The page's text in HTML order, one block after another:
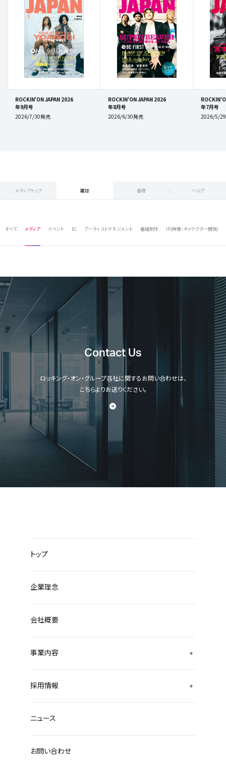
ROCKIN'ON JAPAN 2026
年9月号
2026/7/30発売
ROCKIN'ON JAPAN 2026
年8月号
2026/6/30発売
年7月号
2026/5/
メディアトップ 雑誌 書籍 ヘルプ
すべて メディア イベント EC アーティストマネジメント 番組制作 IP(映像・キャラクター開発)
Contact Us
ロッキング・オン・グループ各社に関するお問い合わせは、
こちらよりお送りください。
トップ
企業理念
会社概要
事業内容
採用情報
ニュース
お問い合わせ